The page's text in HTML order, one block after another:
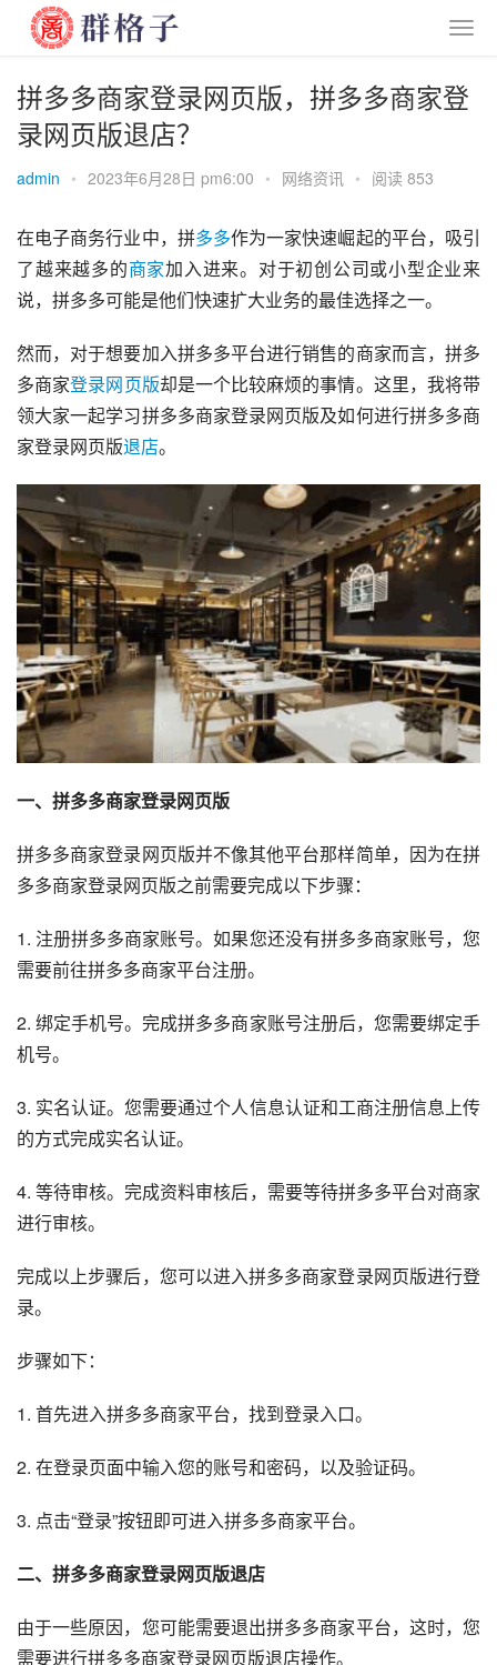
拼多多商家登录网页版，拼多多商家登
录网页版退店？
admin • 2023年6月28日 pm6:00 • 网络资讯 • 阅读 853
在电子商务行业中，拼多多作为一家快速崛起的平台，吸引
了越来越多的商家加入进来。对于初创公司或小型企业来
说，拼多多可能是他们快速扩大业务的最佳选择之一。
然而，对于想要加入拼多多平台进行销售的商家而言，拼多
多商家登录网页版却是一个比较麻烦的事情。这里，我将带
领大家一起学习拼多多商家登录网页版及如何进行拼多多商
家登录网页版退店。
一、拼多多商家登录网页版
拼多多商家登录网页版并不像其他平台那样简单，因为在拼
多多商家登录网页版之前需要完成以下步骤：
1. 注册拼多多商家账号。如果您还没有拼多多商家账号，您
需要前往拼多多商家平台注册。
2. 绑定手机号。完成拼多多商家账号注册后，您需要绑定手
机号。
3. 实名认证。您需要通过个人信息认证和工商注册信息上传
的方式完成实名认证。
4. 等待审核。完成资料审核后，需要等待拼多多平台对商家
进行审核。
完成以上步骤后，您可以进入拼多多商家登录网页版进行登
录。
步骤如下：
1. 首先进入拼多多商家平台，找到登录入口。
2. 在登录页面中输入您的账号和密码，以及验证码。
3. 点击“登录”按钮即可进入拼多多商家平台。
二、拼多多商家登录网页版退店
由于一些原因，您可能需要退出拼多多商家平台，这时，您
需要进行拼多多商家登录网页版退店操作。